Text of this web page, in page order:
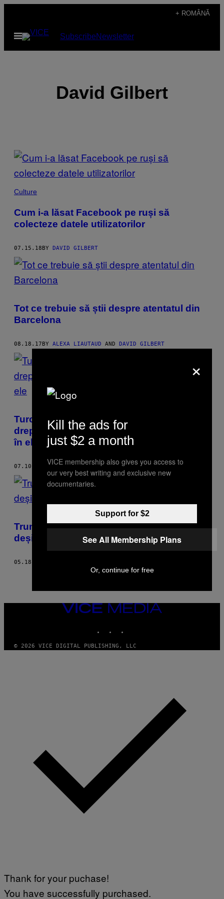
content
+ ROMÂNĂ
Open
Menu
SubscribeNewsletter
David Gilbert
POSTS
BY
THIS
AUTHOR
Culture
Cum i-a lăsat Facebook pe ruși să
colecteze datele utilizatorilor
07.15.18BY DAVID GILBERT
Tot ce trebuie să știi despre atentatul din
Barcelona
08.18.17BY ALEXA LIAUTAUD AND DAVID GILBERT
Turcia a arestat opt activişti pentru
drepturilor omului, că ş-aşa nu mai crede
în ele
07.10.17 BYDAVID GILBERT
Trump le dă rușilor informații strict secrete,
deși Putin urăște occidentul
05.18.17
VICE
MEDIA
© 2026 VICE DIGITAL PUBLISHING, LLC
×
Kill the ads for
just $2 a month
VICE membership also gives you access to
our very best writing and exclusive new
documentaries.
Support for $2
See All Membership Plans
Or, continue for free
Thank for your puchase!
You have successfully purchased.